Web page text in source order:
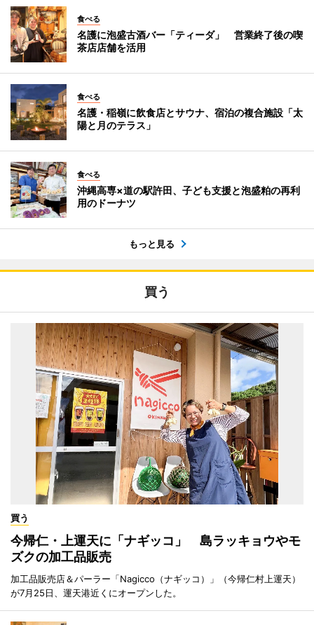
食べる
名護に泡盛古酒バー「ティーダ」 営業終了後の喫
茶店店舗を活用
食べる
名護・稲嶺に飲食店とサウナ、宿泊の複合施設「太
陽と月のテラス」
食べる
沖縄高専×道の駅許田、子ども支援と泡盛粕の再利
用のドーナツ
もっと見る
買う
買う
今帰仁・上運天に「ナギッコ」 島ラッキョウやモ
ズクの加工品販売
加工品販売店＆パーラー「Nagicco（ナギッコ）」（今帰仁村上運天）
が7月25日、運天港近くにオープンした。